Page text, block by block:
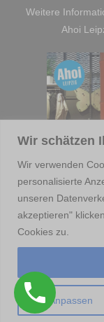
Wir schätzen
Wir verwenden
personalisierte
unseren
akzeptieren"
Cookies zu.
Anpassen
Weitere
Ahoi
Home Etsy-Shop